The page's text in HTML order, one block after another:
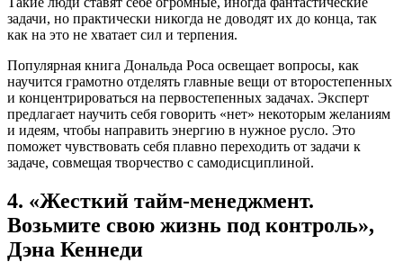
задачи, но практически никогда не доводят их до конца, так
как на это не хватает сил и терпения.
Популярная книга Дональда Роса освещает вопросы, как
научится грамотно отделять главные вещи от второстепенных
и концентрироваться на первостепенных задачах. Эксперт
предлагает научить себя говорить «нет» некоторым желаниям
и идеям, чтобы направить энергию в нужное русло. Это
поможет чувствовать себя плавно переходить от задачи к
задаче, совмещая творчество с самодисциплиной.
4. «Жесткий тайм-менеджмент.
Возьмите свою жизнь под контроль»,
Дэна Кеннеди